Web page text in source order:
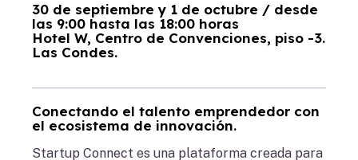
30 de septiembre y 1 de octubre / desde
las 9:00 hasta las 18:00 horas
Hotel W, Centro de Convenciones, piso -3.
Las Condes.
Conectando el talento emprendedor con
el ecosistema de innovación.
Startup Connect es una plataforma creada para